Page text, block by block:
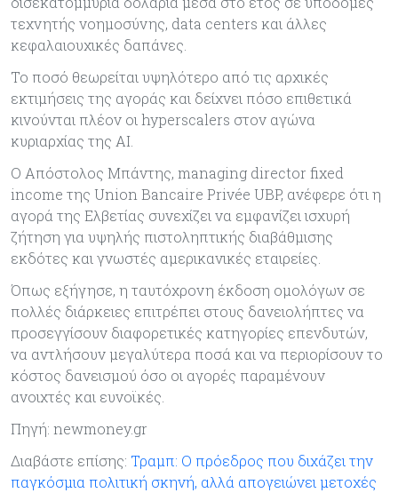
τεχνητής νοημοσύνης, data centers και άλλες
κεφαλαιουχικές δαπάνες.
Το ποσό θεωρείται υψηλότερο από τις αρχικές
εκτιμήσεις της αγοράς και δείχνει πόσο επιθετικά
κινούνται πλέον οι hyperscalers στον αγώνα
κυριαρχίας της AI.
Ο Απόστολος Μπάντης, managing director fixed
income της Union Bancaire Privée UBP, ανέφερε ότι η
αγορά της Ελβετίας συνεχίζει να εμφανίζει ισχυρή
ζήτηση για υψηλής πιστοληπτικής διαβάθμισης
εκδότες και γνωστές αμερικανικές εταιρείες.
Όπως εξήγησε, η ταυτόχρονη έκδοση ομολόγων σε
πολλές διάρκειες επιτρέπει στους δανειολήπτες να
προσεγγίσουν διαφορετικές κατηγορίες επενδυτών,
να αντλήσουν μεγαλύτερα ποσά και να περιορίσουν το
κόστος δανεισμού όσο οι αγορές παραμένουν
ανοιχτές και ευνοϊκές.
Πηγή: newmoney.gr
Διαβάστε επίσης: Τραμπ: Ο πρόεδρος που διχάζει την
παγκόσμια πολιτική σκηνή, αλλά απογειώνει μετοχές